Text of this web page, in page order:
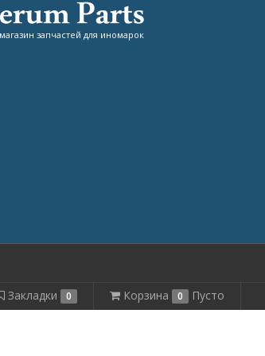
запчастей для иномарок
Закладки 0 Корзина 0 Пусто